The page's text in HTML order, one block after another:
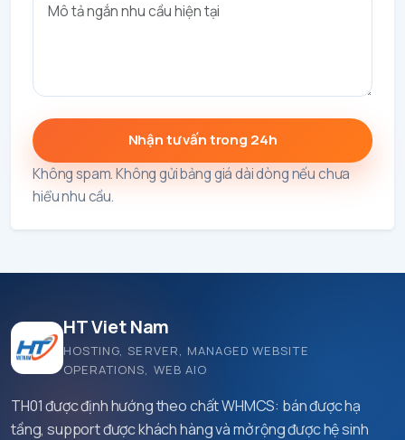
Nhận tư vấn trong 24h
Không spam. Không gửi bảng giá dài dòng nếu chưa
hiểu nhu cầu.
HT Viet Nam
HOSTING, SERVER, MANAGED WEBSITE
OPERATIONS, WEB AIO
TH01 được định hướng theo chất WHMCS: bán được hạ
tầng, support được khách hàng và mở rộng được hệ sinh